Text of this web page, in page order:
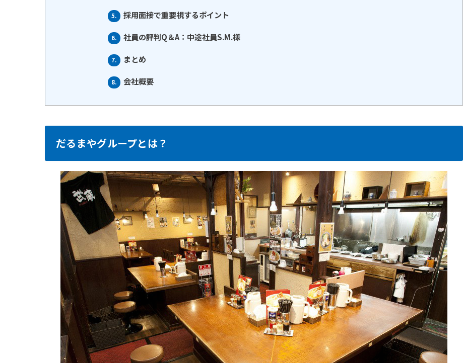
5. 採用面接で重要視するポイント
6. 社員の評判Q＆A：中途社員S.M.様
7. まとめ
8. 会社概要
だるまやグループとは？